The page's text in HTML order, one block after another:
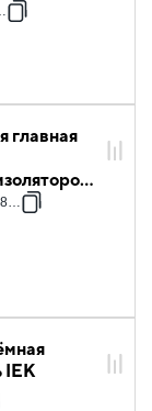
главная
U
IEK